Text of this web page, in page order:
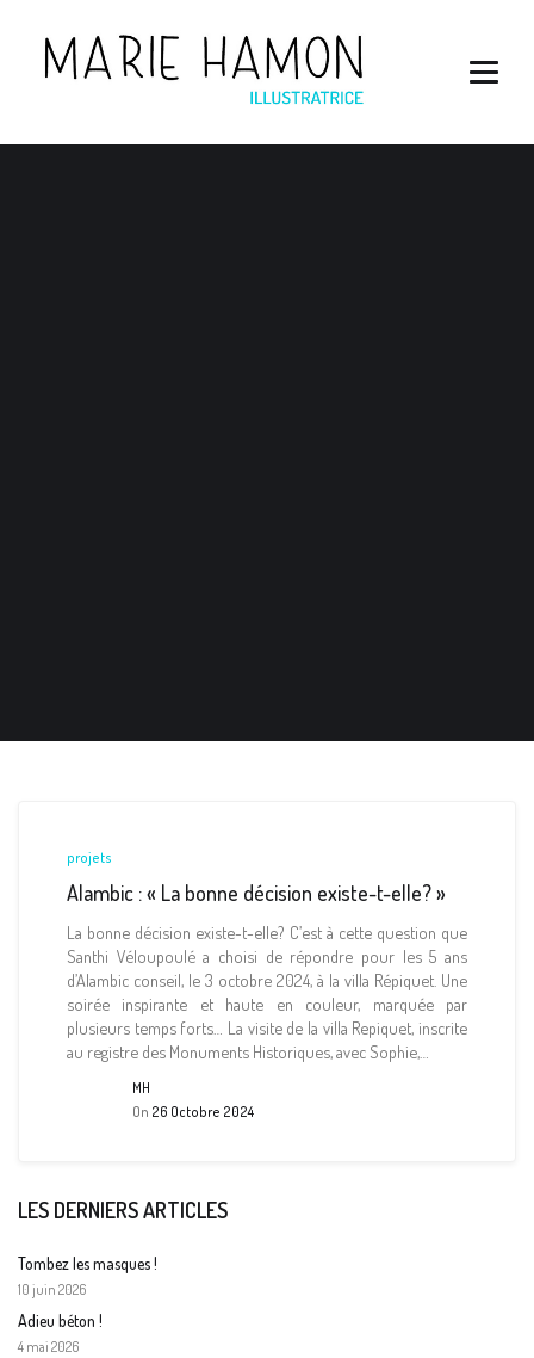
projets
Alambic : « La bonne décision existe-t-elle? »
La bonne décision existe-t-elle? C’est à cette question que
Santhi Véloupoulé a choisi de répondre pour les 5 ans
d’Alambic conseil, le 3 octobre 2024, à la villa Répiquet. Une
soirée inspirante et haute en couleur, marquée par
plusieurs temps forts… La visite de la villa Repiquet, inscrite
au registre des Monuments Historiques, avec Sophie,…
MH
On 26 Octobre 2024
LES DERNIERS ARTICLES
Tombez les masques !
10 juin 2026
Adieu béton !
4 mai 2026